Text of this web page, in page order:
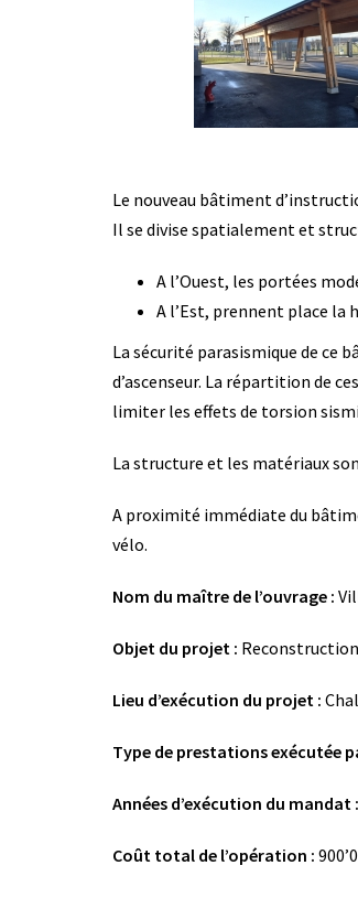
Le nouveau bâtiment
Il se divise spatialement et
A l’Ouest, les portées
A l’Est, prennent place la
La sécurité parasismique de ce
d’ascenseur. La répartition de
limiter les effets de torsion
La structure et les matériaux
A proximité immédiate du
vélo.
Nom du maître de l’ouvrage :
Objet du projet :
Lieu d’exécution du projet :
Type de prestations exécutée
Années d’exécution du mandat :
Coût total de l’opération :